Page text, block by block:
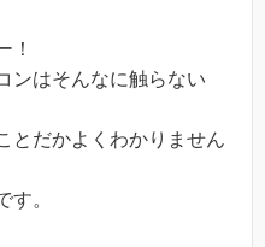
！
ンはそんなに触らない
とだかよくわかりません
す。